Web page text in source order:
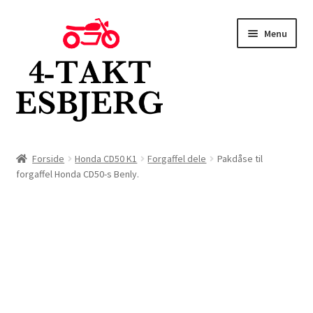
navigation
indhold
Menu
Butik
Forside Honda CD50 K1 Forgaffel dele
Pakdåse til
forgaffel Honda CD50-s Benly.